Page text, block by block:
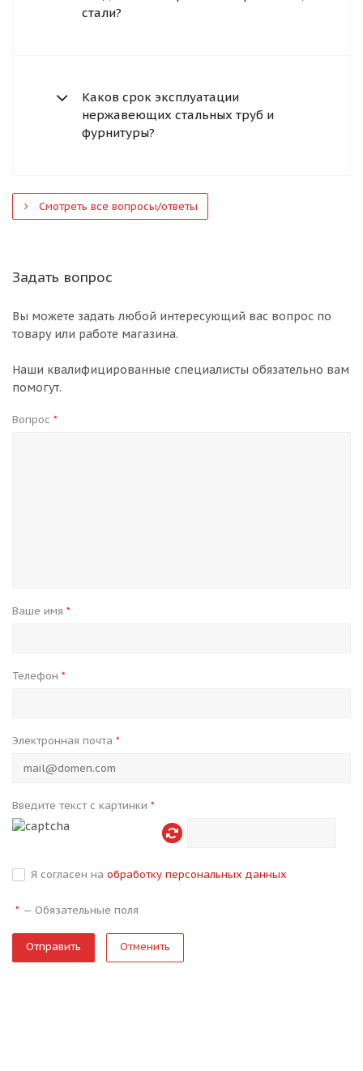
стали?
Каков срок эксплуатации
нержавеющих стальных труб и
фурнитуры?
Смотреть все вопросы/ответы
Задать вопрос
Вы можете задать любой интересующий вас вопрос по
товару или работе магазина.
Наши квалифицированные специалисты обязательно вам
помогут.
Вопрос *
Ваше имя *
Телефон *
Электронная почта *
Введите текст с картинки *
Я согласен на обработку персональных данных
* — Обязательные поля
Отменить